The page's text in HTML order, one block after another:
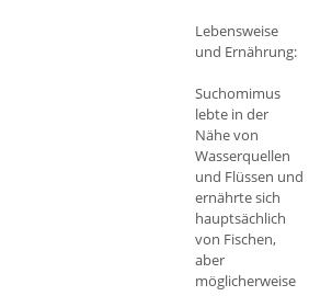
Lebensweise
und Ernährung:
Suchomimus
lebte in der
Nähe von
Wasserquellen
und Flüssen und
ernährte sich
hauptsächlich
von Fischen,
aber
möglicherweise